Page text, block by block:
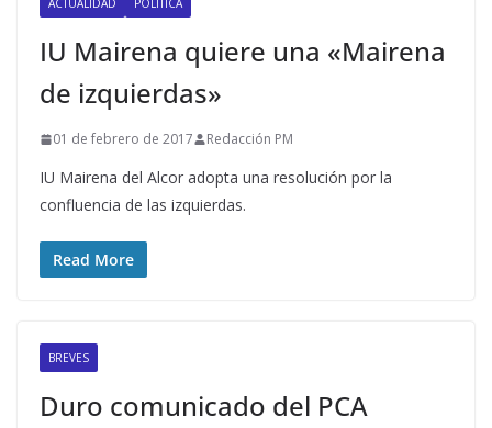
ACTUALIDAD POLÍTICA
IU Mairena quiere una «Mairena
de izquierdas»
01 de febrero de 2017 Redacción PM
IU Mairena del Alcor adopta una resolución por la
confluencia de las izquierdas.
Read More
BREVES
Duro comunicado del PCA